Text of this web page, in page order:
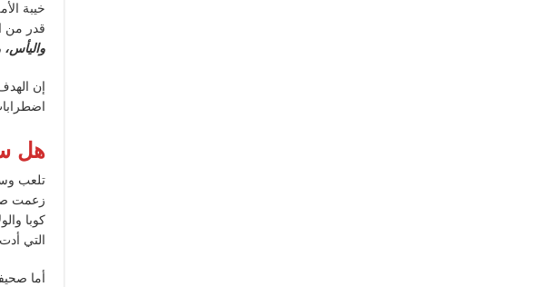
خيبة
قدر من
واليأس،
إن
هل
تلعب
كوبا
التي